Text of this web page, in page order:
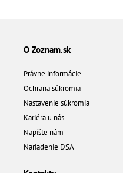
O Zoznam.sk
Právne informácie
Ochrana súkromia
Nastavenie súkromia
Kariéra u nás
Napíšte nám
Nariadenie DSA